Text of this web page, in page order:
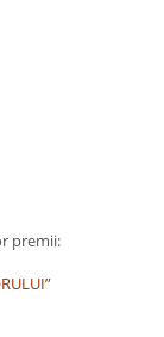
premii: